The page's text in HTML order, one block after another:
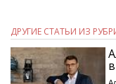
ДРУГИЕ СТАТЬИ ИЗ